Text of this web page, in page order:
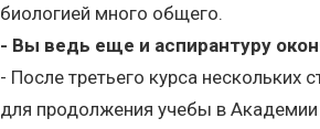
биологией много общего.
- Вы ведь еще и аспирантуру
- После третьего курса нескольких
для продолжения учебы в Академии